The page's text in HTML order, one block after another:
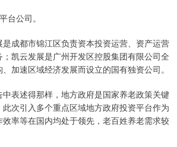
公司。
成都市锦江区负责资本投资运营、资产运营
凯云发展是广州开发区控股集团有限公司全
加速区域经济发展而设立的国有独资公司。
表述得那样，地方政府是国家养老政策关键
次引入多个重点区域地方政府投资平台作为
率等在国内均处于领先，老百姓养老需求较